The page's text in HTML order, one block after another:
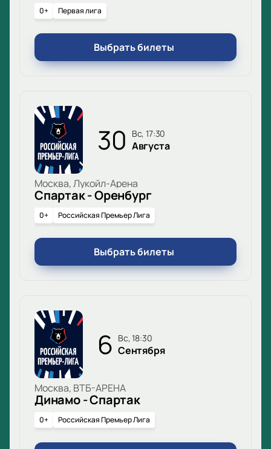
0+ Первая лига
Выбрать билеты
30 вс, 17:30
Августа
Москва, Лукойл-Арена
Спартак - Оренбург
0+ Российская Премьер Лига
Выбрать билеты
6 вс, 18:30
Сентября
Москва, ВТБ-АРЕНА
Динамо - Спартак
0+ Российская Премьер Лига